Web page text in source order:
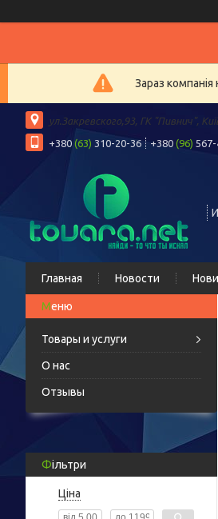
Зараз
ул.Закревского,93, ГК "Пивнич",
+380 (63) 310-20-36 +380 (96)
Главная Новости
Товары и услуги
О нас
Отзывы
Фільтри
Ціна